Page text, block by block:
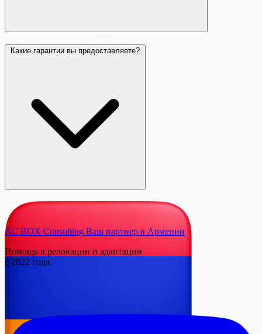
Какие гарантии вы предоставляете?
AC BOX Consulting Ваш партнер в Армении
Помощь в релокации и адаптации
с 2022 года.